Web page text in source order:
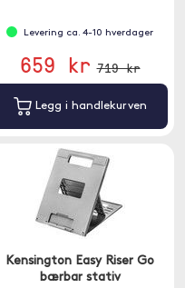
Levering ca. 4-10 hverdager
659 kr 719 kr
Legg i handlekurven
Kensington Easy Riser Go
bærbar stativ